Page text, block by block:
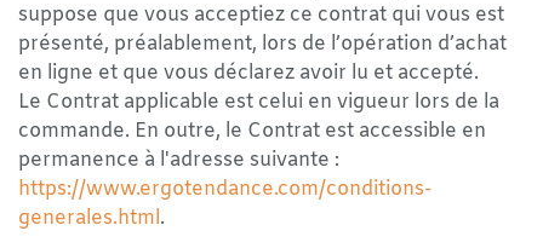
suppose que vous acceptiez ce contrat qui vous est
présenté, préalablement, lors de l’opération d’achat
en ligne et que vous déclarez avoir lu et accepté.
Le Contrat applicable est celui en vigueur lors de la
commande. En outre, le Contrat est accessible en
permanence à l'adresse suivante :
https://www.ergotendance.com/conditions-
generales.html.